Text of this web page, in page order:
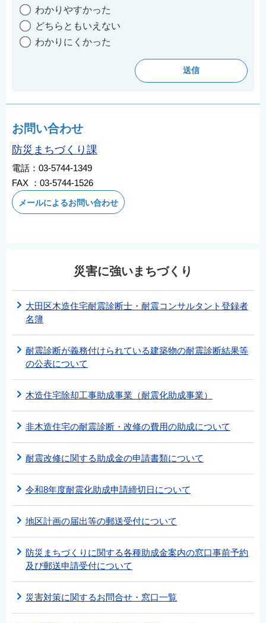
わかりやすかった
どちらともいえない
わかりにくかった
お問い合わせ
防災まちづくり課
電話：03-5744-1349
FAX ：03-5744-1526
メールによるお問い合わせ
災害に強いまちづくり
大田区木造住宅耐震診断士・耐震コンサルタント登録者
名簿
耐震診断が義務付けられている建築物の耐震診断結果等
の公表について
木造住宅除却工事助成事業（耐震化助成事業）
非木造住宅の耐震診断・改修の費用の助成について
耐震改修に関する助成金の申請書類について
令和8年度耐震化助成申請締切日について
地区計画の届出等の郵送受付について
防災まちづくりに関する各種助成金案内の窓口事前予約
及び郵送申請受付について
災害対策に関するお問合せ・窓口一覧